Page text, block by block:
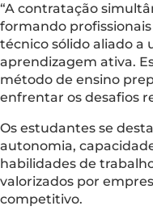
“A contratação
formando
técnico sólido aliado a
aprendizagem ativa.
método de ensino
enfrentar os desafios
Os estudantes se
autonomia,
habilidades de
valorizados por
competitivo.